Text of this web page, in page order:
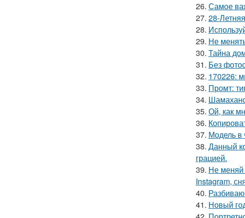
26. Самое
27. 28-
28.
29. Не
30. Тайна
31. Без
32. 170226:
33. Промт:
34.
35. Ой, как
36.
37. Модель в
38. Данный
грацией.
39. Не меняй
Instagram,
40.
41. Новый